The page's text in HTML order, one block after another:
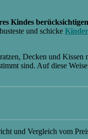
Kindes berücksichtigen
und schicke
Decken und Kissen
sind. Auf diese
und Vergleich vom